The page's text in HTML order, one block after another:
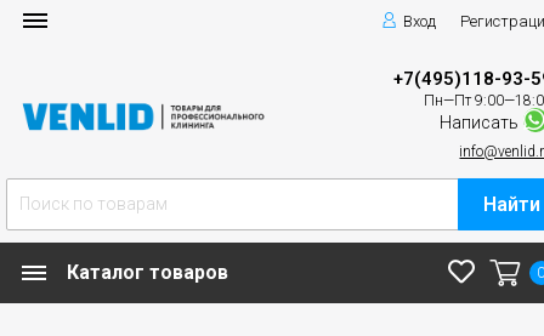
Вход
+7(495)118-93-
Пн—Пт
Написать
Найти
Каталог товаров